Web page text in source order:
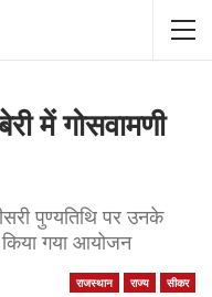
में गोसवामणी
पुण्यतिथि पर उनके
किया गया आयोजन
राजस्थान राज्य सीकर